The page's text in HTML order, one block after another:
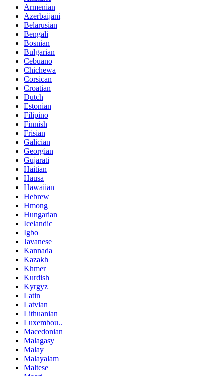
Armenian
Azerbaijani
Belarusian
Bengali
Bosnian
Bulgarian
Cebuano
Chichewa
Corsican
Croatian
Dutch
Estonian
Filipino
Finnish
Frisian
Galician
Georgian
Gujarati
Haitian
Hausa
Hawaiian
Hebrew
Hmong
Hungarian
Icelandic
Igbo
Javanese
Kannada
Kazakh
Khmer
Kurdish
Kyrgyz
Latin
Latvian
Lithuanian
Luxembou..
Macedonian
Malagasy
Malay
Malayalam
Maltese